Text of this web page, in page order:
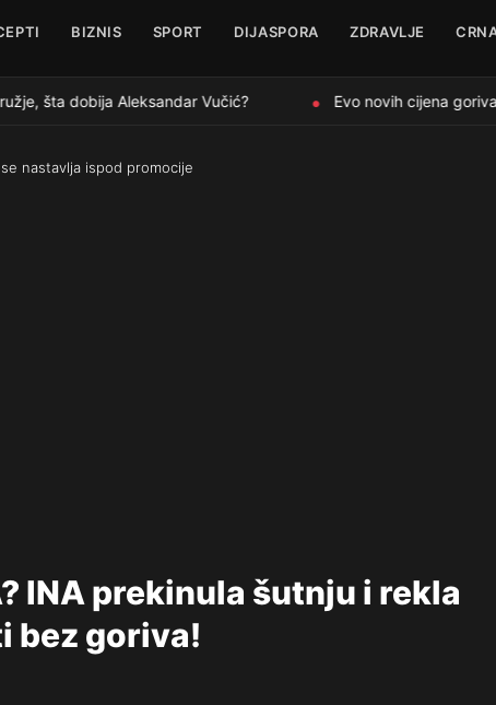
BIZNIS SPORT DIJASPORA ZDRAVLJE
šta dobija Aleksandar Vučić? Evo novih cijena
nastavlja ispod promocije
INA prekinula šutnju i rekla
bez goriva!